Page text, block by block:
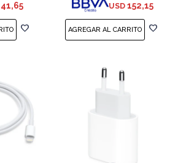
41,65 USD 152,15